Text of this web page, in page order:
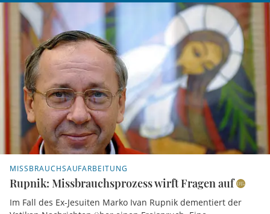
MISSBRAUCHSAUFARBEITUNG
Rupnik: Missbrauchsprozess wirft Fragen auf
Im Fall des Ex-Jesuiten Marko Ivan Rupnik dementiert der